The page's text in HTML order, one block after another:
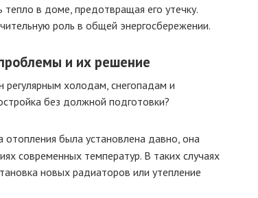
в доме, предотвращая его утечку.
роль в общей энергосбережении.
и их решение
холодам, снегопадам и
без должной подготовки?
отопления была установлена давно, она
современных температур. В таких случаях
новых радиаторов или утепление